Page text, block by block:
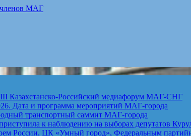
членов МАГ
Казахстанско-Российский медиафорум МАГ-СНГ
Дата и программа мероприятий МАГ-города
транспортный саммит МАГ-города
к наблюдению на выборах депутатов
России, ЦК «Умный город», Федеральным